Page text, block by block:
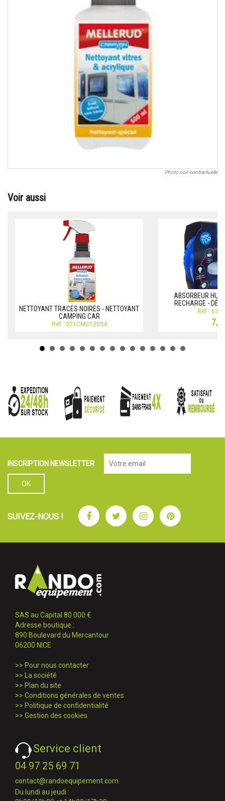
Photo non contractuelle
Voir aussi
NETTOYANT TRACES NOIRES - NETTOYANT
CAMPING CAR
Réf.: 371CMC12054
ABSORBEUR
RECHARGE -
Réf.:
INSCRIPTION NEWSLETTER
SUIVEZ-NOUS ! FacebookTwitterInstagramPinterest
SAS au Capital 80 000 €
Adresse boutique :
890 Boulevard du Mercantour
06200 NICE
>> Pour nous contacter
>>
La société
>> Plan du site
>> Conditions générales de ventes
>> Politique de confidentialité
>> Gestion des cookies
Service client
04 97 25 69 71
contact@randoequipement.com
Du lundi au jeudi :